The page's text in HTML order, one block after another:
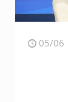
05/06